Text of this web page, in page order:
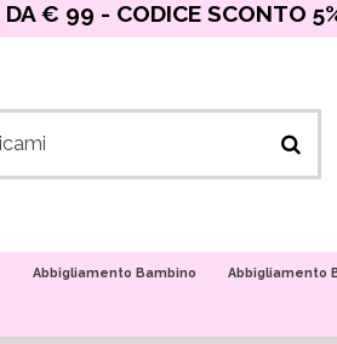
€ 99 - CODICE SCONTO
Abbigliamento Bambino Abbigliamento